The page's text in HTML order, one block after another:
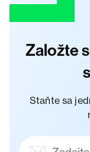
Založte
Staňte sa